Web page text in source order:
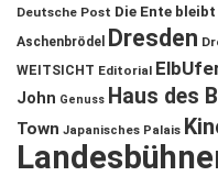
Deutsche Post Die Ente
Aschenbrödel
Dresden
WEITSICHT Editorial
John Genuss Haus des
Town Japanisches Palais